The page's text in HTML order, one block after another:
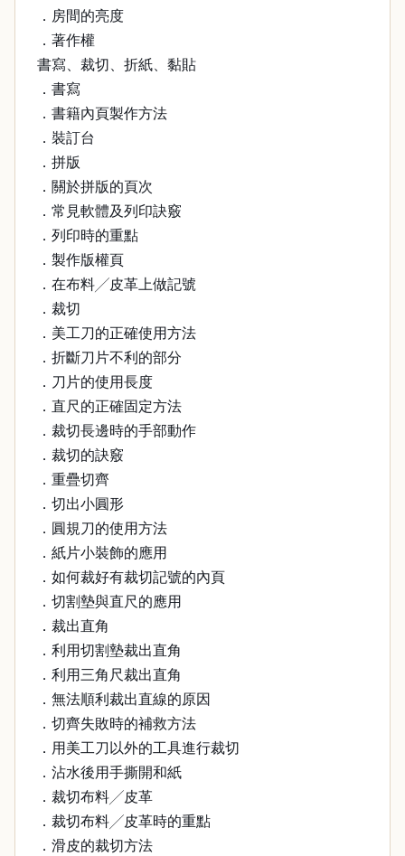
．房間的亮度
．著作權
書寫、裁切、折紙、黏貼
．書寫
．書籍內頁製作方法
．裝訂台
．拼版
．關於拼版的頁次
．常見軟體及列印訣竅
．列印時的重點
．製作版權頁
．在布料╱皮革上做記號
．裁切
．美工刀的正確使用方法
．折斷刀片不利的部分
．刀片的使用長度
．直尺的正確固定方法
．裁切長邊時的手部動作
．裁切的訣竅
．重疊切齊
．切出小圓形
．圓規刀的使用方法
．紙片小裝飾的應用
．如何裁好有裁切記號的內頁
．切割墊與直尺的應用
．裁出直角
．利用切割墊裁出直角
．利用三角尺裁出直角
．無法順利裁出直線的原因
．切齊失敗時的補救方法
．用美工刀以外的工具進行裁切
．沾水後用手撕開和紙
．裁切布料╱皮革
．裁切布料╱皮革時的重點
．滑皮的裁切方法